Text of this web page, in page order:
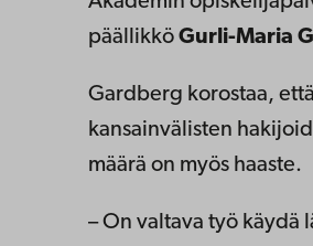
päällikkö Gurli-Maria
Gardberg korostaa, että
kansainvälisten
määrä on myös haaste.
– On valtava työ käydä